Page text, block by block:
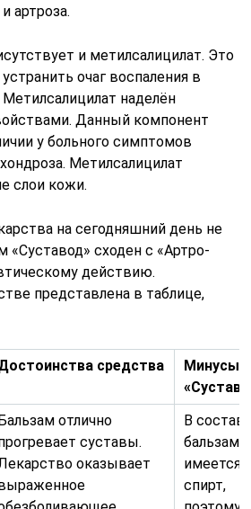
артроза.
и метилсалицилат. Это
очаг воспаления в
наделён
Данный компонент
у больного симптомов
Метилсалицилат
слои кожи.
на сегодняшний день не
«Суставод» сходен с «Артро-
действию.
представлена в таблице,
средства
Минусы
отлично
суставы.
оказывает
В
бальзама
имеется
спирт,